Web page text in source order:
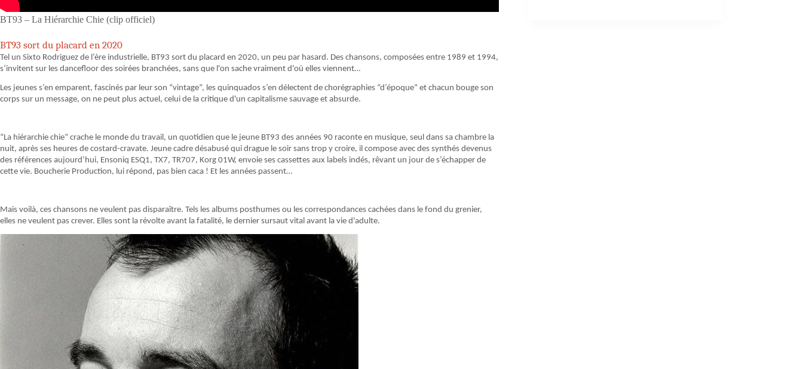
BT93 – La Hiérarchie Chie (clip officiel)
BT93 sort du placard en 2020
Tel un Sixto Rodriguez de l’ère industrielle, BT93 sort du placard en 2020, un peu par hasard. Des chansons, composées entre 1989 et 1994,
s’invitent sur les dancefloor des soirées branchées, sans que l'on sache vraiment d'où elles viennent…
Les jeunes s’en emparent, fascinés par leur son “vintage”, les quinquados s’en délectent de chorégraphies “d’époque” et chacun bouge son
corps sur un message, on ne peut plus actuel, celui de la critique d'un capitalisme sauvage et absurde.
“La hiérarchie chie” crache le monde du travail, un quotidien que le jeune BT93 des années 90 raconte en musique, seul dans sa chambre la
nuit, après ses heures de costard-cravate. Jeune cadre désabusé qui drague le soir sans trop y croire, il compose avec des synthés devenus
des références aujourd’hui, Ensoniq ESQ1, TX7, TR707, Korg 01W, envoie ses cassettes aux labels indés, rêvant un jour de s’échapper de
cette vie. Boucherie Production, lui répond, pas bien caca ! Et les années passent…
Mais voilà, ces chansons ne veulent pas disparaître. Tels les albums posthumes ou les correspondances cachées dans le fond du grenier,
elles ne veulent pas crever. Elles sont la révolte avant la fatalité, le dernier sursaut vital avant la vie d'adulte.